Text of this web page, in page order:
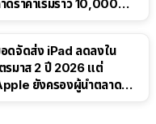
ดราคาเริ่มราว 10,000
ดจัดส่ง iPad ลดลงใน
รมาส 2 ปี 2026 แต่
ยังครองผู้นำตลาด